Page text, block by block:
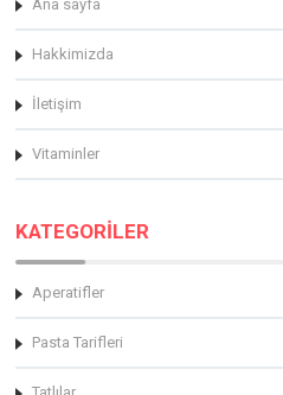
Ana sayfa
Hakkimizda
İletişim
Vitaminler
KATEGORİLER
Aperatifler
Pasta Tarifleri